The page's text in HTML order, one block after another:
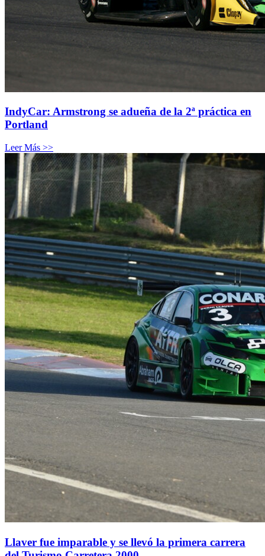
IndyCar: Armstrong se adueña de la 2ª práctica en
Portland
Leer Más >>
Llaver fue imparable y se llevó la primera carrera